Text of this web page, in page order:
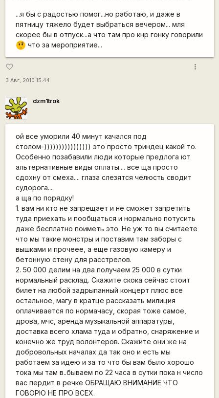
...я бы с радостью помог...но работаю, и даже в
пятницу тяжело будет выбраться вечером... мля
скорее бы в отпуск...а что там про кнр гонку говорили
??? что за мероприятие...
favorite_border
3 Авг, 2010 15:44
more_vert
dzm1trok
ой все уморили 40 минут качался под
столом-)))))))))))))))) это просто триндец какой то.
Особенно позабавили люди которые предлога ют
альтернативные виды оплаты.... все ща просто
сдохну от смеха.... глаза слезятся челюсть сводит
судорога....
а ща по порядку!
1. вам ни кто не запрещает и не сможет запретить
туда приехать и пообщаться и нормально потусить
даже бесплатно поиметь это. Не уж то вы считаете
что мы такие монстры и поставим там заборы с
вышками и прочеее, а еще газовую камеру и
бетонную стену для расстрелов.
2. 50 000 делим на два получаем 25 000 в сутки
нормальный расклад. Скажите скока сейчас стоит
билет на любой задрыпанный концерт плюс все
остальное, магу в кратце рассказать милиция
оплачивается по нормачасу, скорая тоже самое,
дрова, мчс, аренда музыкальной аппаратуры,
доставка всего хлама туда и обратно, снаряжение и
конечно же труд волонтеров. Скажите они же на
добровольных началах да так оно и есть мы
работаем за идею и за то что бы вам было хорошо
тока мы там в..бываем по 22 часа в сутки пока н число
вас пердит в речке ОБРАЩАЮ ВНИМАНИЕ ЧТО
ГОВОРЮ НЕ ПРО ВСЕХ.